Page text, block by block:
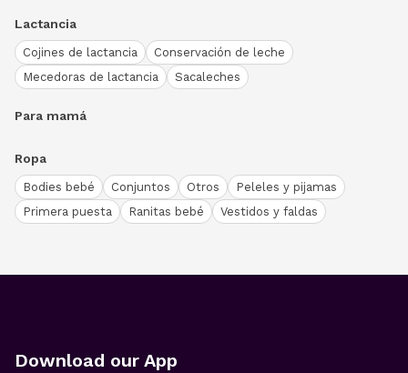
Lactancia
Cojines de lactancia
Conservación de leche
Mecedoras de lactancia
Sacaleches
Para mamá
Ropa
Bodies bebé Conjuntos Otros
Peleles y pijamas
Primera puesta
Ranitas bebé Vestidos y faldas
Download our App